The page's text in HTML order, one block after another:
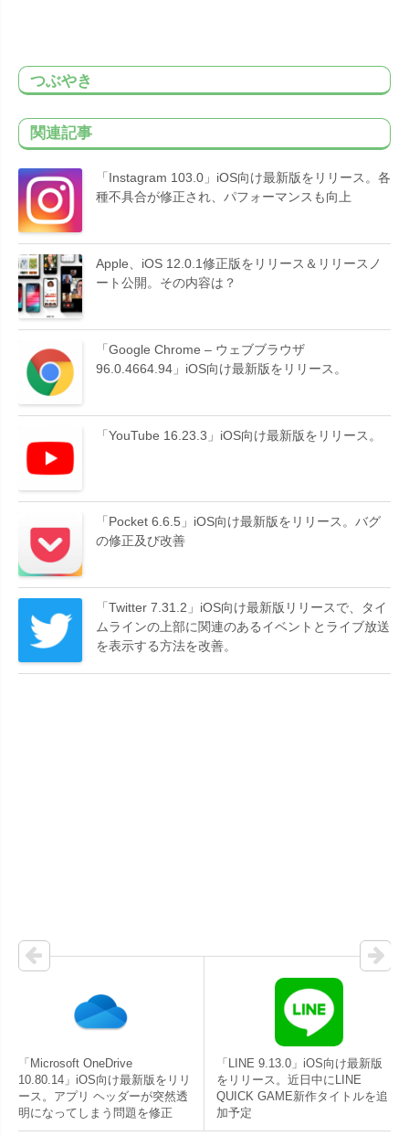
つぶやき
関連記事
「Instagram 103.0」iOS向け最新版をリリース。各
種不具合が修正され、パフォーマンスも向上
Apple、iOS 12.0.1修正版をリリース＆リリースノ
ート公開。その内容は？
「Google Chrome – ウェブブラウザ
96.0.4664.94」iOS向け最新版をリリース。
「YouTube 16.23.3」iOS向け最新版をリリース。
「Pocket 6.6.5」iOS向け最新版をリリース。バグ
の修正及び改善
「Twitter 7.31.2」iOS向け最新版リリースで、タイ
ムラインの上部に関連のあるイベントとライブ放送
を表示する方法を改善。
「Microsoft OneDrive
10.80.14」iOS向け最新版をリリ
ース。アプリ ヘッダーが突然透
明になってしまう問題を修正
「LINE 9.13.0」iOS向け最新版
をリリース。近日中にLINE
QUICK GAME新作タイトルを追
加予定